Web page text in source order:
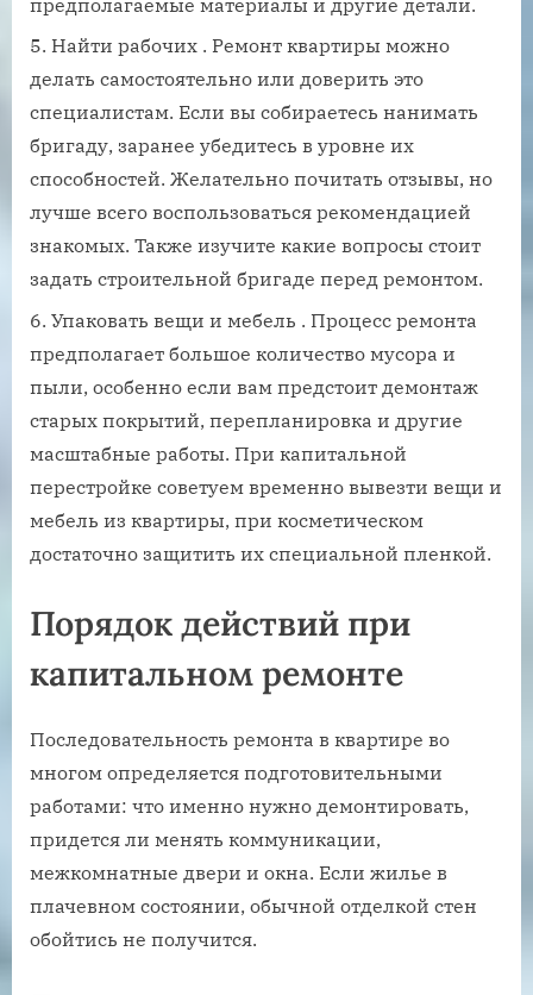
Найти рабочих . Ремонт квартиры можно
делать самостоятельно или доверить это
специалистам. Если вы собираетесь нанимать
бригаду, заранее убедитесь в уровне их
способностей. Желательно почитать отзывы, но
лучше всего воспользоваться рекомендацией
знакомых. Также изучите какие вопросы стоит
задать строительной бригаде перед ремонтом.
Упаковать вещи и мебель . Процесс ремонта
предполагает большое количество мусора и
пыли, особенно если вам предстоит демонтаж
старых покрытий, перепланировка и другие
масштабные работы. При капитальной
перестройке советуем временно вывезти вещи и
мебель из квартиры, при косметическом
достаточно защитить их специальной пленкой.
Порядок действий при
капитальном ремонте
Последовательность ремонта в квартире во
многом определяется подготовительными
работами: что именно нужно демонтировать,
придется ли менять коммуникации,
межкомнатные двери и окна. Если жилье в
плачевном состоянии, обычной отделкой стен
обойтись не получится.